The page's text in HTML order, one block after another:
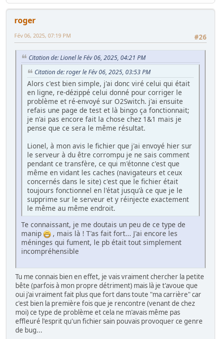
roger
#26
Fév 06, 2025, 07:19 PM
Citation de: Lionel le Fév 06, 2025, 04:21 PM
Citation de: roger le Fév 06, 2025, 03:53 PM
Alors c'est bien simple, j'ai donc viré celui qui était
en ligne, re-dézippé celui donné pour corriger le
problème et ré-envoyé sur O2Switch. j'ai ensuite
refais une page de test et là bingo ça fonctionnait;
je n'ai pas encore fait la chose chez 1&1 mais je
pense que ce sera le même résultat.
Lionel, à mon avis le fichier que j'ai envoyé hier sur
le serveur à du être corrompu je ne sais comment
pendant ce transfère, ce qui m'étonne c'est que
même en vidant les caches (navigateurs et ceux
concernés dans le site) c'est que le fichier était
toujours fonctionnel en l'état jusqu'à ce que je le
supprime sur le serveur et y réinjecte exactement
le même au même endroit.
Te connaissant, je me doutais un peu de ce type de
manip
, mais là ! T'as fait fort... J'ai encore les
méninges qui fument, le pb était tout simplement
incompréhensible
Tu me connais bien en effet, je vais vraiment chercher la petite
bête (parfois à mon propre détriment) mais là je t'avoue que
oui j'ai vraiment fait plus que fort dans toute "ma carrière" car
c'est bien la première fois que je rencontre (venant de chez
moi) ce type de problème et cela ne m'avais même pas
effleuré l'esprit qu'un fichier sain pouvais provoquer ce genre
de bug...